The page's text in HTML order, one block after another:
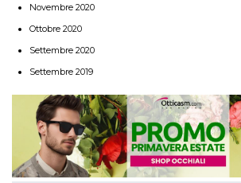
Novembre 2020
Ottobre 2020
Settembre 2020
Settembre 2019